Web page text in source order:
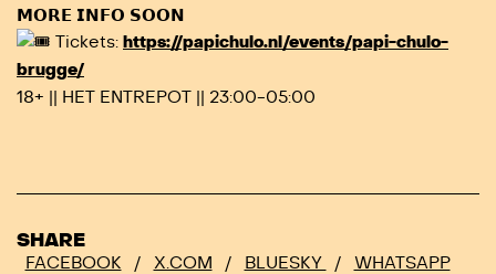
𝗠𝗢𝗥𝗘 𝗜𝗡𝗙𝗢 𝗦𝗢𝗢𝗡
Tickets: https://papichulo.nl/events/papi-chulo-
brugge/
18+ || HET ENTREPOT || 23:00-05:00
SHARE
FACEBOOK / X.COM / BLUESKY / WHATSAPP